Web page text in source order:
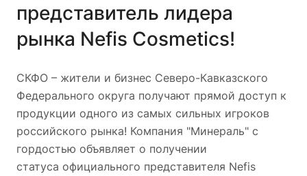
представитель лидера
рынка Nefis Cosmetics!
СКФО – жители и бизнес Северо-Кавказского
Федерального округа получают прямой доступ к
продукции одного из самых сильных игроков
российского рынка! Компания "Минераль" с
гордостью объявляет о получении
статуса официального представителя Nefis